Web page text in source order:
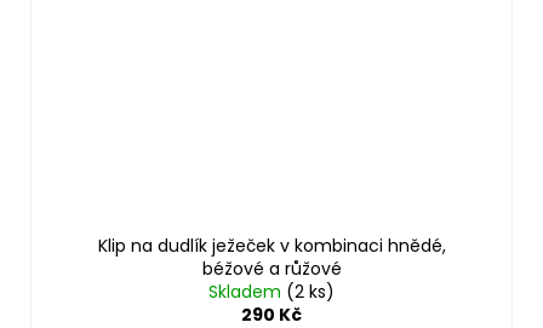
Klip na dudlík ježeček v kombinaci hnědé,
béžové a růžové
Skladem (2 ks)
290 Kč